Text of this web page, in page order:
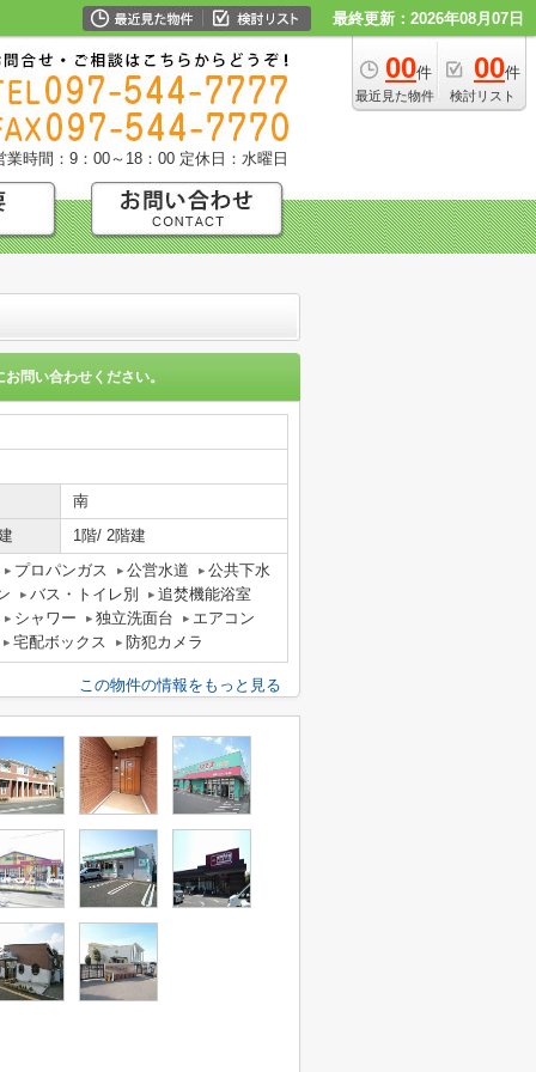
最終更新：2026年08月07日
00件
最近見た物件
00件
検討リスト
業時間：9：00～18：00 定休日：水曜日
問い合わせください。
南
1階/ 2階建
プロパンガス 公営水道
公共下水
バス・トイレ別
追焚機能浴室
シャワー 独立洗面台
エアコン
宅配ボックス 防犯カメラ
この物件の情報をもっと見る